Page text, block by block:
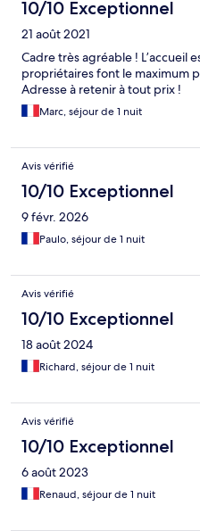
10/10 Exceptionnel
21 août 2021
Cadre très agréable ! L’accueil
propriétaires font le maximum
Adresse à retenir à tout prix !
Marc, séjour de 1 nuit
Avis vérifié
10/10 Exceptionnel
9 févr. 2026
Paulo, séjour de 1 nuit
Avis vérifié
10/10 Exceptionnel
18 août 2024
Richard, séjour de 1 nuit
Avis vérifié
10/10 Exceptionnel
6 août 2023
Renaud, séjour de 1 nuit